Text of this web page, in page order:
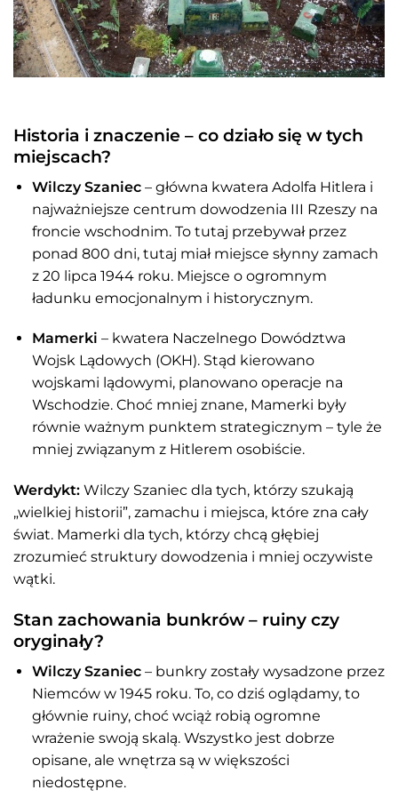
Historia i znaczenie – co działo się w tych
miejscach?
Wilczy Szaniec– główna kwatera Adolfa Hitlera i
najważniejsze centrum dowodzenia III Rzeszy na
froncie wschodnim. To tutaj przebywał przez
ponad 800 dni, tutaj miał miejsce słynny zamach
z 20 lipca 1944 roku. Miejsce o ogromnym
ładunku emocjonalnym i historycznym.
Mamerki – kwatera Naczelnego Dowództwa
Wojsk Lądowych (OKH). Stąd kierowano
wojskami lądowymi, planowano operacje na
Wschodzie. Choć mniej znane, Mamerki były
równie ważnym punktem strategicznym – tyle że
mniej związanym z Hitlerem osobiście.
Werdykt: Wilczy Szaniec dla tych, którzy szukają
„wielkiej historii”, zamachu i miejsca, które zna cały
świat. Mamerki dla tych, którzy chcą głębiej
zrozumieć struktury dowodzenia i mniej oczywiste
wątki.
Stan zachowania bunkrów – ruiny czy
oryginały?
Wilczy Szaniec– bunkry zostały wysadzone przez
Niemców w 1945 roku. To, co dziś oglądamy, to
głównie ruiny, choć wciąż robią ogromne
wrażenie swoją skalą. Wszystko jest dobrze
opisane, ale wnętrza są w większości
niedostępne.